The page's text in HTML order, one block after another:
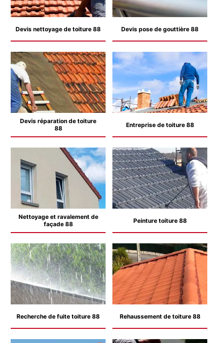
Devis nettoyage de toiture 88 Devis pose de gouttière 88
Devis réparation de toiture
88
Entreprise de toiture 88
Nettoyage et ravalement de
façade 88
Peinture toiture 88
Recherche de fuite toiture 88 Rehaussement de toiture 88